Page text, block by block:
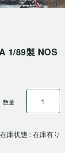
1/89製 NOS
在庫状態 : 在庫有り
数量